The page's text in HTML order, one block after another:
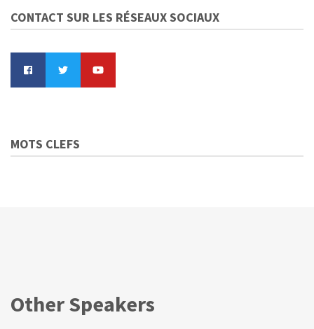
CONTACT SUR LES RÉSEAUX SOCIAUX
MOTS CLEFS
Other Speakers